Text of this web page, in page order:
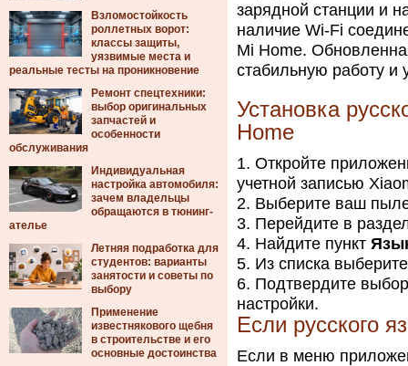
Взломостойкость
роллетных ворот:
классы защиты,
уязвимые места и
реальные тесты на проникновение
Ремонт спецтехники:
выбор оригинальных
запчастей и
особенности
обслуживания
Индивидуальная
настройка автомобиля:
зачем владельцы
обращаются в тюнинг-
ателье
Летняя подработка для
студентов: варианты
занятости и советы по
выбору
Применение
известнякового щебня
в строительстве и его
основные достоинства
зарядной станции и
наличие Wi-Fi
Mi Home.
стабильную работу и
Установка
Home
Откройте
учетной записью
Выберите ваш
Перейдите в
Найдите пункт
Из списка
Подтвердите
настройки.
Если русского
Если в меню